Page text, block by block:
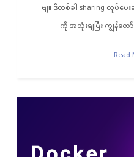
ဗျ။ ဒီတစ်ခါ sharing လုပ်ပ
ကို အသုံးချပြီး ကျွန်